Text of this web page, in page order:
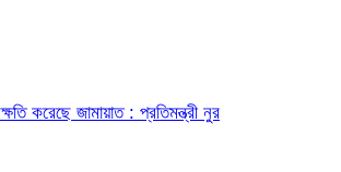
করেছে জামায়াত : প্রতিমন্ত্রী নুর